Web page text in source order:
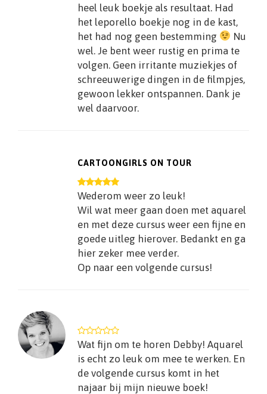
heel leuk boekje als resultaat. Had
het leporello boekje nog in de kast,
het had nog geen bestemming
Nu
wel. Je bent weer rustig en prima te
volgen. Geen irritante muziekjes of
schreeuwerige dingen in de filmpjes,
gewoon lekker ontspannen. Dank je
wel daarvoor.
CARTOONGIRLS ON TOUR
Wederom weer zo leuk!
Wil wat meer gaan doen met aquarel
en met deze cursus weer een fijne en
goede uitleg hierover. Bedankt en ga
hier zeker mee verder.
Op naar een volgende cursus!
Wat fijn om te horen Debby! Aquarel
is echt zo leuk om mee te werken. En
de volgende cursus komt in het
najaar bij mijn nieuwe boek!